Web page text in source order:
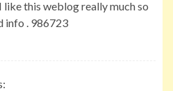
this weblog really much so
info . 986723